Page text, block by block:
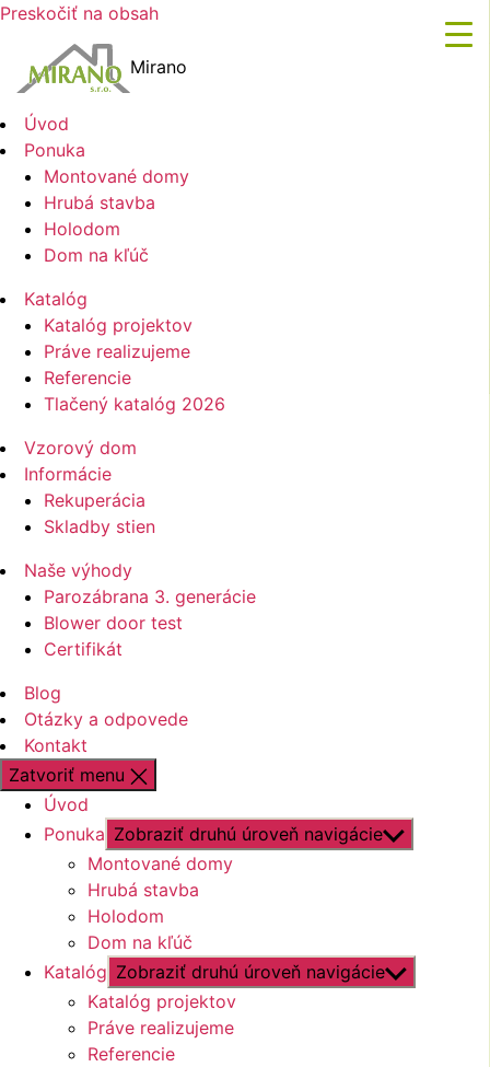
Preskočiť na obsah
Mirano
Úvod
Ponuka
Montované domy
Hrubá stavba
Holodom
Dom na kľúč
Katalóg
Katalóg projektov
Práve realizujeme
Referencie
Tlačený katalóg 2026
Vzorový dom
Informácie
Rekuperácia
Skladby stien
Naše výhody
Parozábrana 3. generácie
Blower door test
Certifikát
Blog
Otázky a odpovede
Kontakt
Zatvoriť menu
Úvod
Ponuka Zobraziť druhú úroveň navigácie
Montované domy
Hrubá stavba
Holodom
Dom na kľúč
Katalóg Zobraziť druhú úroveň navigácie
Katalóg projektov
Práve realizujeme
Referencie